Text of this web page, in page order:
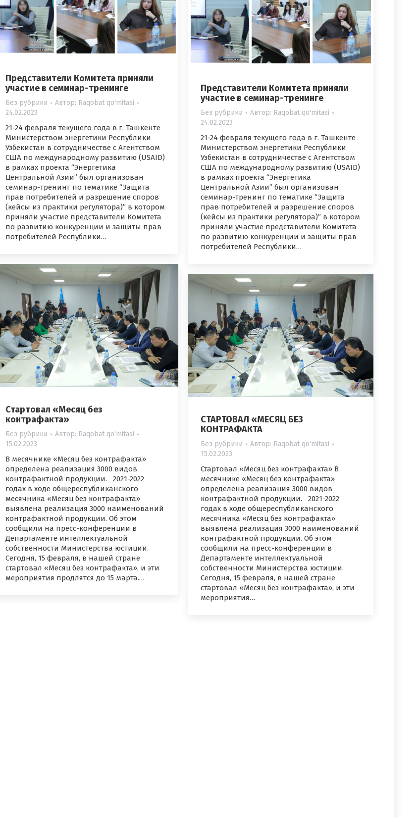
Представители Комитета приняли
участие в семинар-тренинге
Без рубрики Автор: Raqobat qo'mitasi
24.02.2023
21-24 февраля текущего года в г. Ташкенте
Министерством энергетики Республики
Узбекистан в сотрудничестве с Агентством
США по международному развитию (USAID)
в рамках проекта “Энергетика
Центральной Азии” был организован
семинар-тренинг по тематике “Защита
прав потребителей и разрешение споров
(кейсы из практики регулятора)” в котором
приняли участие представители Комитета
по развитию конкуренции и защиты прав
потребителей Республики…
Представители Комитета приняли
участие в семинар-тренинге
Без рубрики Автор: Raqobat qo'mitasi
24.02.2023
21-24 февраля текущего года в г. Ташкенте
Министерством энергетики Республики
Узбекистан в сотрудничестве с Агентством
США по международному развитию (USAID)
в рамках проекта “Энергетика
Центральной Азии” был организован
семинар-тренинг по тематике “Защита
прав потребителей и разрешение споров
(кейсы из практики регулятора)” в котором
приняли участие представители Комитета
по развитию конкуренции и защиты прав
потребителей Республики…
Стартовал «Месяц без
контрафакта»
Без рубрики Автор: Raqobat qo'mitasi
15.02.2023
В месячнике «Месяц без контрафакта»
определена реализация 3000 видов
контрафактной продукции. 2021-2022
годах в ходе общереспубликанского
месячника «Месяц без контрафакта»
выявлена ​​реализация 3000 наименований
контрафактной продукции. Об этом
сообщили на пресс-конференции в
Департаменте интеллектуальной
собственности Министерства юстиции.
Сегодня, 15 февраля, в нашей стране
стартовал «Месяц без контрафакта», и эти
мероприятия продлятся до 15 марта.…
CТАРТОВАЛ «МЕСЯЦ БЕЗ
КОНТРАФАКТА
Без рубрики Автор: Raqobat qo'mitasi
15.02.2023
Стартовал «Месяц без контрафакта» В
месячнике «Месяц без контрафакта»
определена реализация 3000 видов
контрафактной продукции. 2021-2022
годах в ходе общереспубликанского
месячника «Месяц без контрафакта»
выявлена ​​реализация 3000 наименований
контрафактной продукции. Об этом
сообщили на пресс-конференции в
Департаменте интеллектуальной
собственности Министерства юстиции.
Сегодня, 15 февраля, в нашей стране
стартовал «Месяц без контрафакта», и эти
мероприятия…